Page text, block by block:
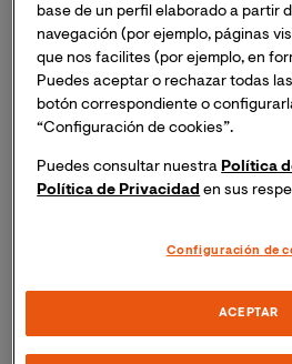
fenómeno activo durante el cual
en diversas funciones.
Además, debemos entender el
ritmo sueño-vigilia que, en
tanto adaptado al entorno. Este
modulación de casi todas las
Sin embargo, la ciencia todavía
diversas hipótesis que apuntan a
importante en la recuperación
base de un perfil elaborado a partir
navegación (por ejemplo, páginas
que nos facilites (por ejemplo, en
Puedes aceptar o rechazar todas
botón correspondiente o
“Configuración de cookies”.
Puedes consultar nuestra Política
Política de Privacidad en sus
Configuración de
ACEPTAR